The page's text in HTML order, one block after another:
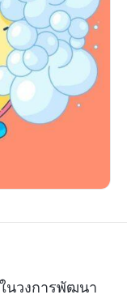
นวงการพัฒนา